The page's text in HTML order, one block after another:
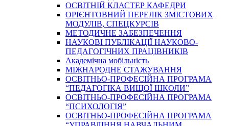
ОСВІТНІЙ КЛАСТЕР КАФЕДРИ
ОРІЄНТОВНИЙ ПЕРЕЛІК ЗМІСТОВИХ
МОДУЛІВ, СПЕЦКУРСІВ
МЕТОДИЧНЕ ЗАБЕЗПЕЧЕННЯ
НАУКОВІ ПУБЛІКАЦІЇ НАУКОВО-
ПЕДАГОГІЧНИХ ПРАЦІВНИКІВ
Академічна мобільність
МІЖНАРОДНЕ СТАЖУВАННЯ
ОСВІТНЬО-ПРОФЕСІЙНА ПРОГРАМА
“ПЕДАГОГІКА ВИЩОЇ ШКОЛИ”
ОСВІТНЬО-ПРОФЕСІЙНА ПРОГРАМА
“ПСИХОЛОГІЯ”
ОСВІТНЬО-ПРОФЕСІЙНА ПРОГРАМА